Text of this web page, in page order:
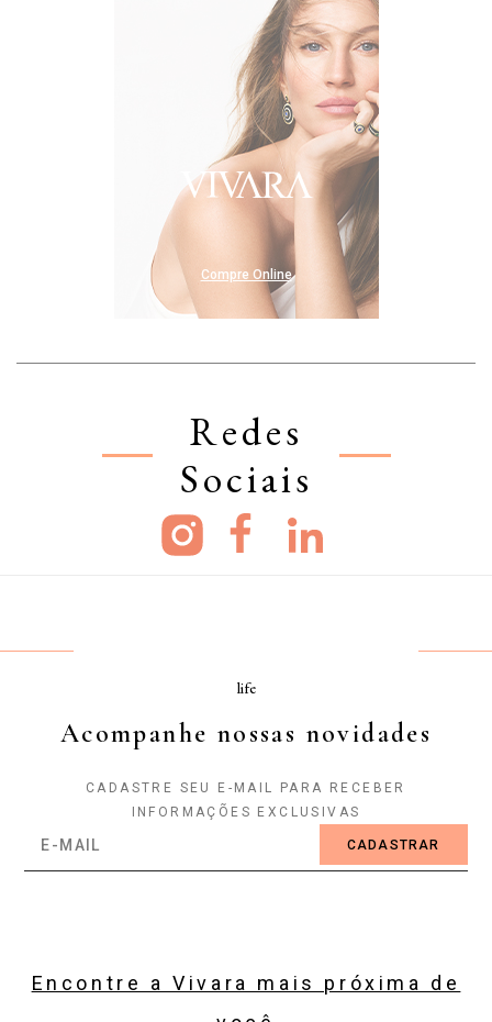
Compre Online
Redes
Sociais
life
Acompanhe nossas novidades
CADASTRE SEU E-MAIL PARA RECEBER
INFORMAÇÕES EXCLUSIVAS
CADASTRAR
Encontre a Vivara mais próxima de